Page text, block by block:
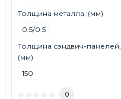
Толщина металла, (мм)
0.5/0.5
Толщина сэндвич-панелей,
(мм)
150
0